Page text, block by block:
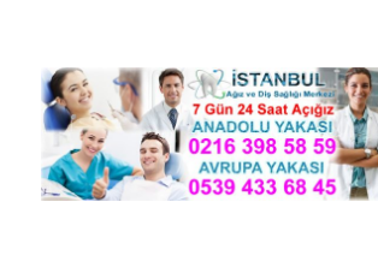
Nöbetçi Dişçi İstanbul